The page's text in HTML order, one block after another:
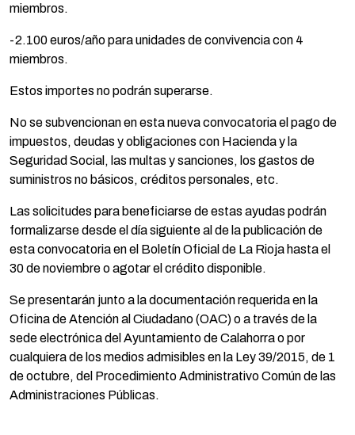
miembros.
-2.100 euros/año para unidades de convivencia con 4
miembros.
Estos importes no podrán superarse.
No se subvencionan en esta nueva convocatoria el pago de
impuestos, deudas y obligaciones con Hacienda y la
Seguridad Social, las multas y sanciones, los gastos de
suministros no básicos, créditos personales, etc.
Las solicitudes para beneficiarse de estas ayudas podrán
formalizarse desde el día siguiente al de la publicación de
esta convocatoria en el Boletín Oficial de La Rioja hasta el
30 de noviembre o agotar el crédito disponible.
Se presentarán junto a la documentación requerida en la
Oficina de Atención al Ciudadano (OAC) o a través de la
sede electrónica del Ayuntamiento de Calahorra o por
cualquiera de los medios admisibles en la Ley 39/2015, de 1
de octubre, del Procedimiento Administrativo Común de las
Administraciones Públicas.